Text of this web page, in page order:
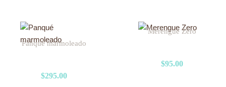
Panqué marmoleado
$295.00
Merengue Zero
$95.00